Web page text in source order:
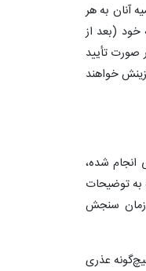
آنان به هر
خود (بعد از
در صورت تأیید
خواهند
شده،
به توضیحات
سنجش
عذری